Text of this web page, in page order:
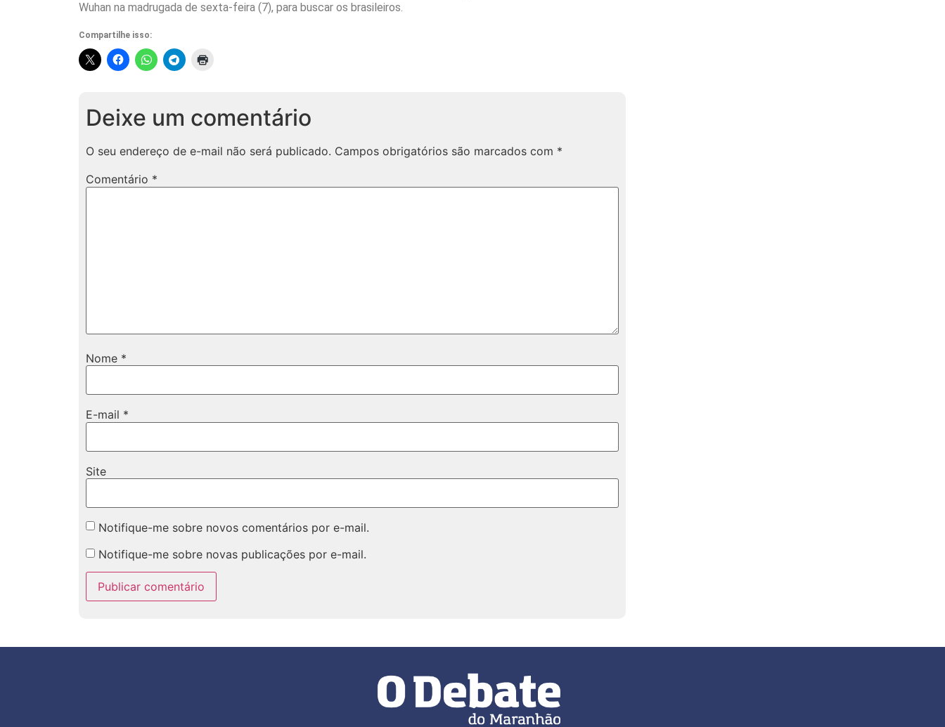
Wuhan na madrugada de sexta-feira (7), para buscar os brasileiros.
Compartilhe isso:
Deixe um comentário
O seu endereço de e-mail não será publicado. Campos obrigatórios são marcados com *
Comentário *
Nome *
E-mail *
Site
Notifique-me sobre novos comentários por e-mail.
Notifique-me sobre novas publicações por e-mail.